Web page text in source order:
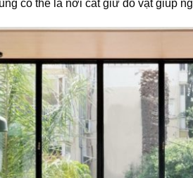
có thể là nơi cất giữ đồ vật giúp